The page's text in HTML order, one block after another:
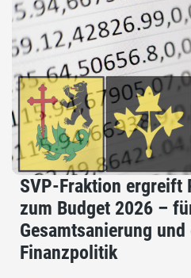
SVP-Fraktion ergreift
zum Budget 2026 –
Gesamtsanierung
Finanzpolitik